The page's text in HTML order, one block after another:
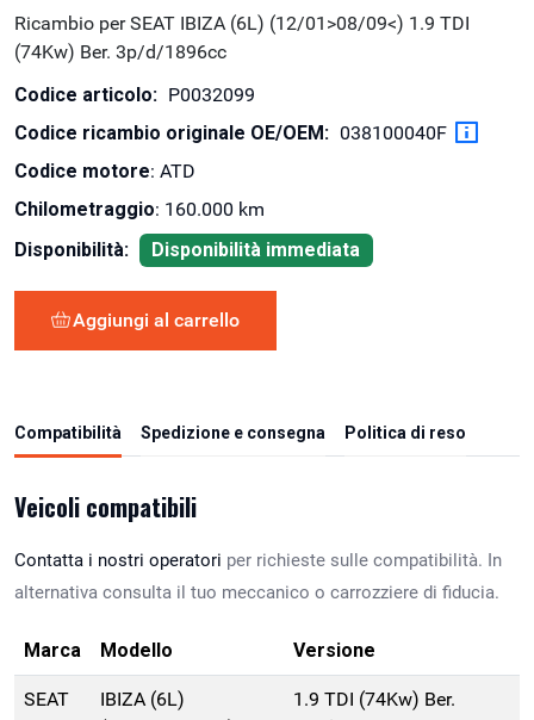
Ricambio per SEAT IBIZA (6L) (12/01>08/09<) 1.9 TDI
(74Kw) Ber. 3p/d/1896cc
Codice articolo: P0032099
Codice ricambio originale OE/OEM: 038100040F
Codice motore: ATD
Chilometraggio: 160.000 km
Disponibilità:
Disponibilità immediata
Aggiungi al carrello
Compatibilità Spedizione e consegna Politica di reso
Veicoli compatibili
Contatta i nostri operatori per richieste sulle compatibilità. In
alternativa consulta il tuo meccanico o carrozziere di fiducia.
Marca Modello Versione
SEAT
IBIZA (6L)
1.9 TDI (74Kw) Ber.